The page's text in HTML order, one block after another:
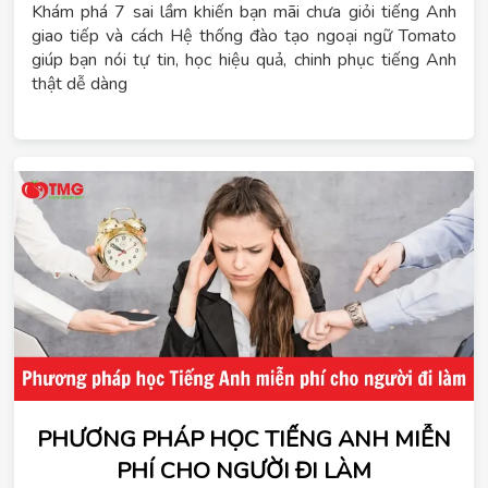
Khám phá 7 sai lầm khiến bạn mãi chưa giỏi tiếng Anh
giao tiếp và cách Hệ thống đào tạo ngoại ngữ Tomato
giúp bạn nói tự tin, học hiệu quả, chinh phục tiếng Anh
thật dễ dàng
PHƯƠNG PHÁP HỌC TIẾNG ANH MIỄN
PHÍ CHO NGƯỜI ĐI LÀM